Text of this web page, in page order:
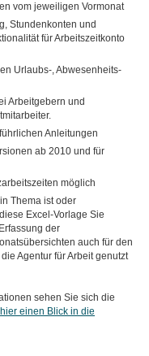
vom jeweiligen Vormonat
Stundenkonten und
für Arbeitszeitkonto
Urlaubs-, Abwesenheits-
Arbeitgebern und
Anleitungen
ab 2010 und für
möglich
Thema ist oder
Excel-Vorlage Sie
der
auch für den
Agentur für Arbeit genutzt
sehen Sie sich die
hier einen Blick in die